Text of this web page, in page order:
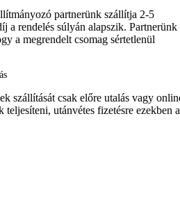
partnerünk szállítja 2-5
a rendelés súlyán alapszik. Partnerünk
a megrendelt csomag sértetlenül
szállítását csak előre utalás vagy
teljesíteni, utánvétes fizetésre ezekben